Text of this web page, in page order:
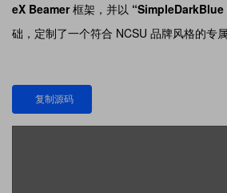
eX Beamer框架，并以
础，定制了一个符合 NCSU 品牌风格的专属
复制源码